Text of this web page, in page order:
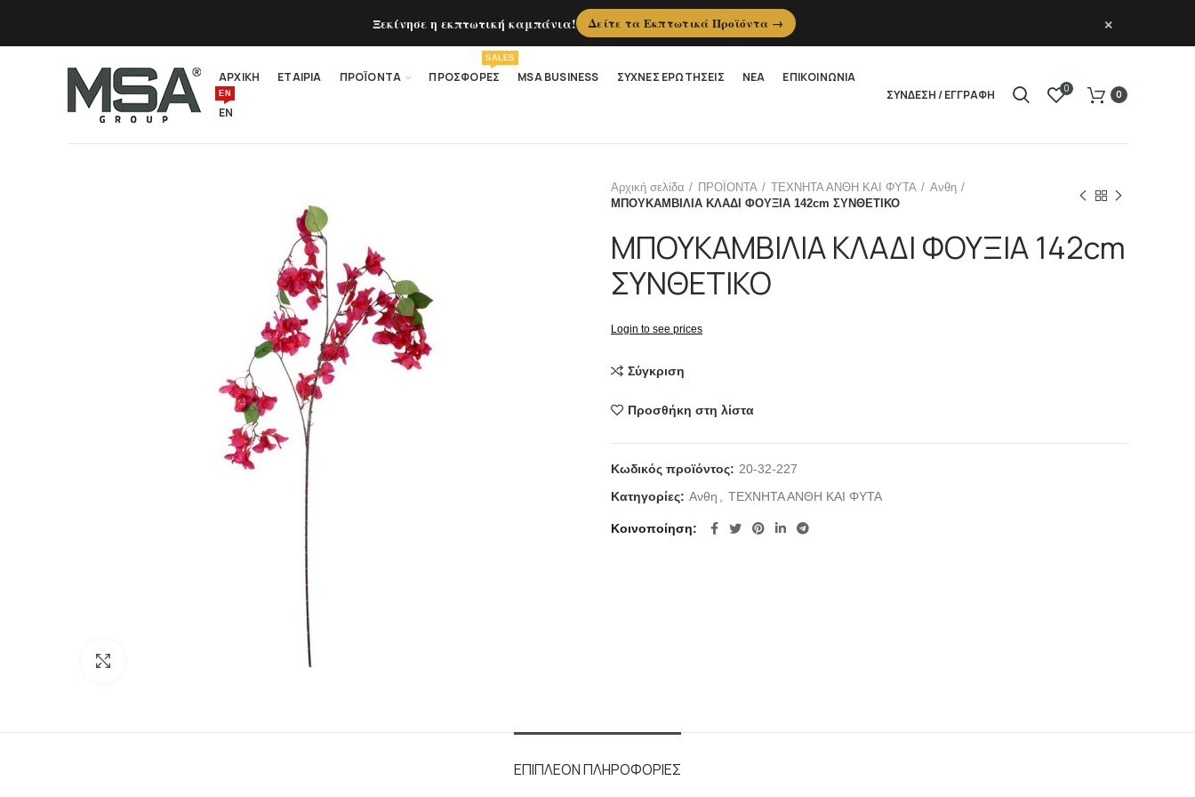
ΑΡΧΙΚΗ ΕΤΑΙΡΙΑ ΠΡΟΪΟΝΤΑ ΠΡΟΣΦΟΡΕΣ
SALES
MSA BUSINESS ΣΥΧΝΕΣ ΕΡΩΤΗΣΕΙΣ ΝΕΑ ΕΠΙΚΟΙΝΩΝΙΑ
EN
EN ΣΥΝΔΕΣΗ / ΕΓΓΡΑΦΗ 0
0
Αρχική σελίδα ΠΡΟΪΟΝΤΑ ΤΕΧΝΗΤΑ ΑΝΘΗ ΚΑΙ ΦΥΤΑ
Ανθη
ΜΠΟΥΚΑΜΒΙΛΙΑ ΚΛΑΔΙ ΦΟΥΞΙΑ 142cm ΣΥΝΘΕΤΙΚΟ
ΜΠΟΥΚΑΜΒΙΛΙΑ ΚΛΑΔΙ ΦΟΥΞΙΑ 142cm
ΣΥΝΘΕΤΙΚΟ
Login to see prices
Σύγκριση
Προσθήκη στη λίστα
Κωδικός προϊόντος: 20-32-227
Κατηγορίες: Ανθη ΤΕΧΝΗΤΑ ΑΝΘΗ ΚΑΙ ΦΥΤΑ
Κοινοποίηση
ΕΠΙΠΛΈΟΝ ΠΛΗΡΟΦΟΡΊΕΣ
Ξεκίνησε η εκπτωτική καμπάνια! Δείτε τα Εκπτωτικά Προϊόντα → ×